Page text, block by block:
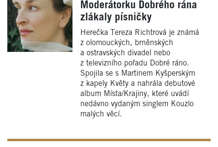
Moderátorku Dobrého rána
zlákaly písničky
Herečka Tereza Richtrová je známá
z olomouckých, brněnských
a ostravských divadel nebo
z televizního pořadu Dobré ráno.
Spojila se s Martinem Kyšperským
z kapely Květy a nahrála debutové
album Místa/Krajiny, které uvádí
nedávno vydaným singlem Kouzlo
malých věcí.